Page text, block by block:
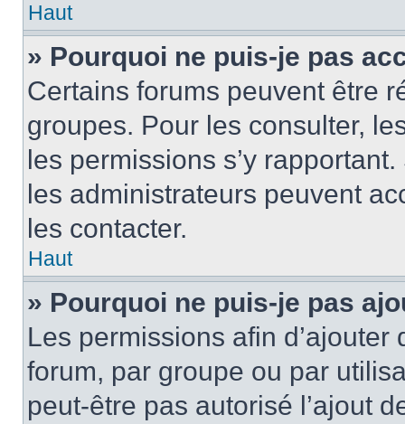
Haut
» Pourquoi ne puis-je pas
Certains forums peuvent être
groupes. Pour les consulter,
les permissions s’y
les administrateurs peuvent
les contacter.
Haut
» Pourquoi ne puis-je pas
Les permissions afin
forum, par groupe ou par
peut-être pas autorisé l’ajout